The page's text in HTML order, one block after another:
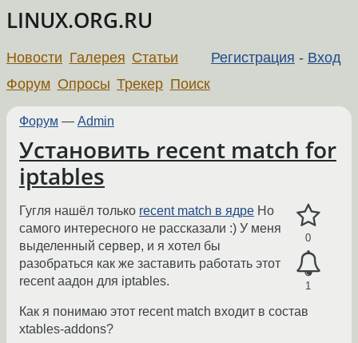
LINUX.ORG.RU
Регистрация - Вход
Новости Галерея Статьи
Форум Опросы Трекер Поиск
Форум — Admin
Установить recent match for
iptables
0
1
Гугля нашёл только recent match в ядре Но
самого интересного не рассказали :) У меня
выделенный сервер, и я хотел бы
разобраться как же заставить работать этот
recent аадон для iptables.
Как я понимаю этот recent match входит в состав
xtables-addons?